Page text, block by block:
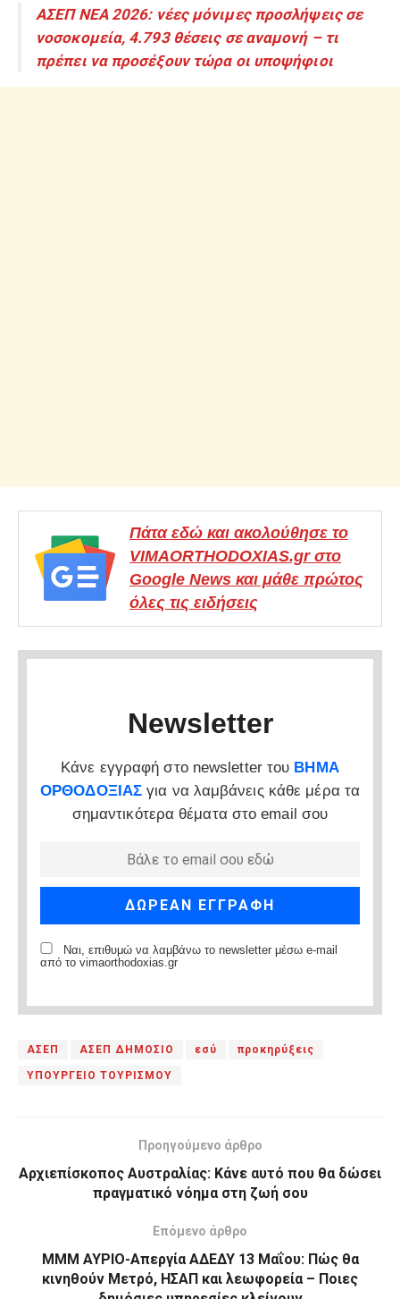
ΑΣΕΠ ΝΕΑ 2026: νέες μόνιμες προσλήψεις σε
νοσοκομεία, 4.793 θέσεις σε αναμονή – τι
πρέπει να προσέξουν τώρα οι υποψήφιοι
Πάτα εδώ και ακολούθησε το
VIMAORTHODOXIAS.gr στο
Google News και μάθε πρώτος
όλες τις ειδήσεις
Newsletter
Κάνε εγγραφή στο newsletter του ΒΗΜΑ
ΟΡΘΟΔΟΞΙΑΣ για να λαμβάνεις κάθε μέρα τα
σημαντικότερα θέματα στο email σου
Ναι, επιθυμώ να λαμβάνω το newsletter μέσω e-mail
από το vimaorthodoxias.gr
ΑΣΕΠ ΑΣΕΠ ΔΗΜΟΣΙΟ εσύ προκηρύξεις
ΥΠΟΥΡΓΕΙΟ ΤΟΥΡΙΣΜΟΥ
Προηγούμενο άρθρο
Αρχιεπίσκοπος Αυστραλίας: Κάνε αυτό που θα δώσει
πραγματικό νόημα στη ζωή σου
Επόμενο άρθρο
ΜΜΜ ΑΥΡΙΟ-Απεργία ΑΔΕΔΥ 13 Μαΐου: Πώς θα
κινηθούν Μετρό, ΗΣΑΠ και λεωφορεία – Ποιες